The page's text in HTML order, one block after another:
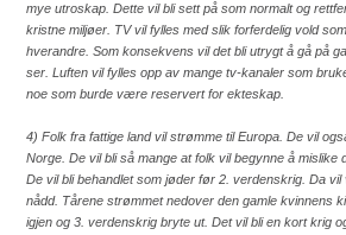
mye utroskap. Dette vil bli sett på som normalt og
kristne miljøer. TV vil fylles med slik forferdelig vold
hverandre. Som konsekvens vil det bli utrygt å gå på
ser. Luften vil fylles opp av mange tv-kanaler som
noe som burde være reservert for ekteskap.
4) Folk fra fattige land vil strømme til Europa. De vil
Norge. De vil bli så mange at folk vil begynne å mislike
De vil bli behandlet som jøder før 2. verdenskrig. Da
nådd. Tårene strømmet nedover den gamle kvinnens
igjen og 3. verdenskrig bryte ut. Det vil bli en kort krig